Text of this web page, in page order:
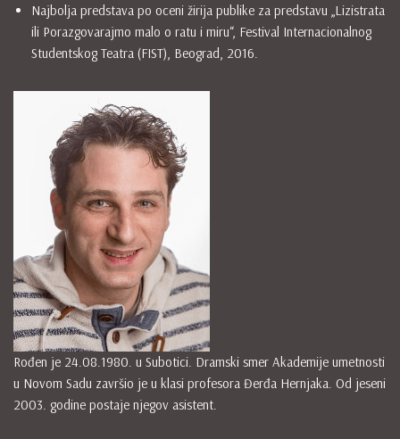
Najbolja predstava po oceni žirija publike za predstavu „Lizistrata
ili Porazgovarajmo malo o ratu i miru“, Festival Internacionalnog
Studentskog Teatra (FIST), Beograd, 2016.
Rođen je 24.08.1980. u Subotici. Dramski smer Akademije umetnosti
u Novom Sadu završio je u klasi profesora Đerđa Hernjaka. Od jeseni
2003. godine postaje njegov asistent.